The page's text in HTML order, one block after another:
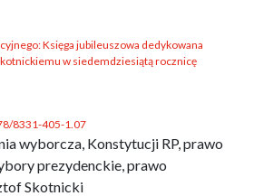
Księga jubileuszowa dedykowana
w siedemdziesiątą rocznicę
8331-405-1.07
wyborcza, Konstytucji RP, prawo
prezydenckie, prawo
Skotnicki